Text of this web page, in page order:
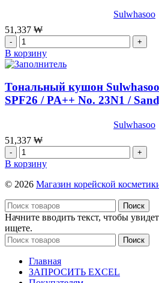
No.520(AMBER),
3
г
Sulwhasoo
51,337 ₩
Количество
товара
Тональный
Sulwhasoo
Perfecting
Twin
23N1
/
Sand,
11гр
В корзину
Тональный кушон
SPF26 / PA++ No. 23N1 /
Sulwhasoo
51,337 ₩
Количество
товара
Тональный
кушон
Perfect
Skin
Cover
SPF26
/
PA++
No.
23N1
В корзину
© 2026 Магазин корейской
Поиск
Начните вводить текст, чтобы
ищете.
Поиск
Главная
ЗАПРОСИТЬ EXCEL